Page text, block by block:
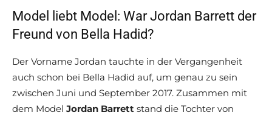
Model liebt Model: War Jordan Barrett der
Freund von Bella Hadid?
Der Vorname Jordan tauchte in der Vergangenheit
auch schon bei Bella Hadid auf, um genau zu sein
zwischen Juni und September 2017. Zusammen mit
dem Model Jordan Barrett stand die Tochter von